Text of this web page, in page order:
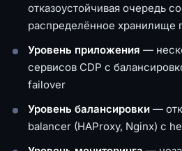
отказоустойчивая очередь
распределённое хранилище
Уровень приложения —
сервисов CDP с
failover
Уровень балансировки —
balancer (HAProxy, Nginx) с